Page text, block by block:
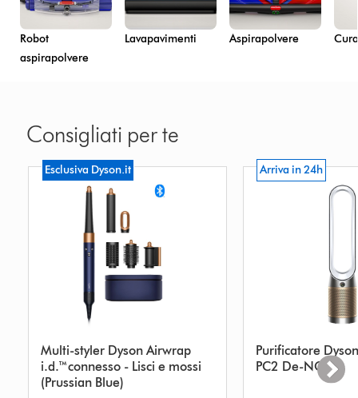
Robot
aspirapolvere
Lavapavimenti Aspirapolvere
Consigliati per te
Multi-styler Dyson Airwrap
i.d.™connesso - Lisci e mossi
(Prussian Blue)
Esclusiva Dyson.it
Purificatore
PC2 De-NOx
Arriva in 24h